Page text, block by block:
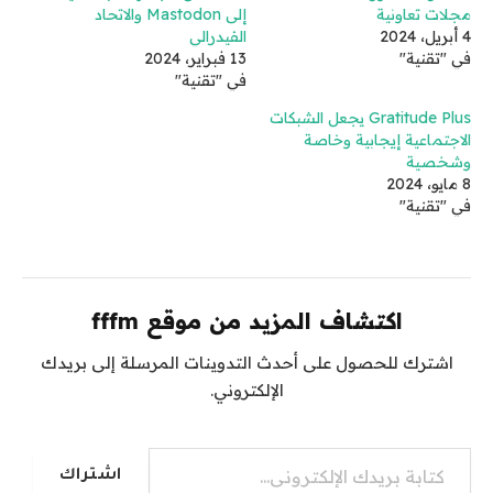
مجلات تعاونية
4 أبريل، 2024
في "تقنية"
إلى Mastodon والاتحاد
الفيدرالي
13 فبراير، 2024
في "تقنية"
Gratitude Plus يجعل الشبكات
الاجتماعية إيجابية وخاصة
وشخصية
8 مايو، 2024
في "تقنية"
اكتشاف المزيد من موقع fffm
اشترك للحصول على أحدث التدوينات المرسلة إلى بريدك
الإلكتروني.
كتابة بريدك الإلكتروني...
اشتراك